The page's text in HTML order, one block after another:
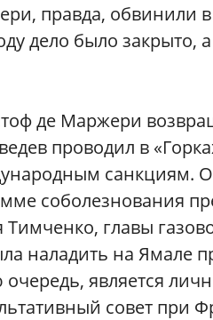
правда, обвинили
дело было закрыто,
де Маржери
проводил в
санкциям.
соболезнования
главы
наладить на Ямале
является
совет при